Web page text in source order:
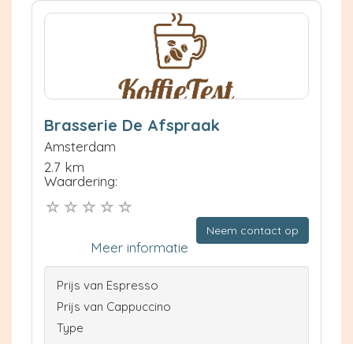
Brasserie De Afspraak
Amsterdam
2.7 km
Waardering:
Neem contact op
Meer informatie
Prijs van Espresso
Prijs van Cappuccino
Type